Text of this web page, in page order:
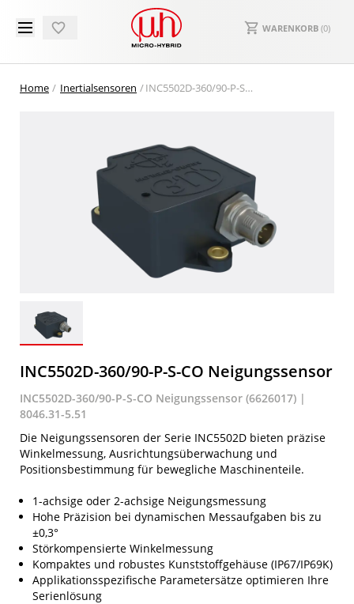
WARENKORB (0)
Home Inertialsensoren INC5502D-360/90-P-S-CO Neigungssensor
INC5502D-360/90-P-S-CO Neigungssensor
INC5502D-360/90-P-S-CO Neigungssensor (6626017) |
8046.31-5.51
Die Neigungssensoren der Serie INC5502D bieten präzise
Winkelmessung, Ausrichtungsüberwachung und
Positionsbestimmung für bewegliche Maschinenteile.
1-achsige oder 2-achsige Neigungsmessung
Hohe Präzision bei dynamischen Messaufgaben bis zu
±0,3°
Störkompensierte Winkelmessung
Kompaktes und robustes Kunststoffgehäuse (IP67/IP69K)
Applikationsspezifische Parametersätze optimieren Ihre
Serienlösung